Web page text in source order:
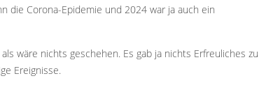
die Corona-Epidemie und 2024 war ja auch ein
wäre nichts geschehen. Es gab ja nichts Erfreuliches zu
Ereignisse.